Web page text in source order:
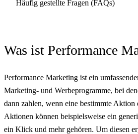
Häufig gestellte Fragen (FAQs)
Was ist Performance
Performance Marketing ist ein
Marketing- und Werbeprogramme, bei
dann zahlen, wenn eine bestimmte Aktion
Aktionen können beispielsweise ein
ein Klick und mehr gehören. Um diesen